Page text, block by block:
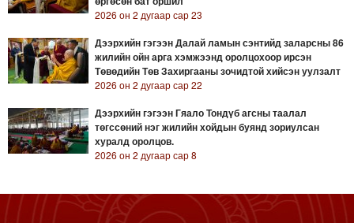
2026 он 2 дугаар сар 23
Дээрхийн гэгээн Далай ламын сэнтийд заларсны 86
жилийн ойн арга хэмжээнд оролцохоор ирсэн
Төвөдийн Төв Захиргааны зочидтой хийсэн уулзалт
2026 он 2 дугаар сар 22
Дээрхийн гэгээн Гяало Тондүб агсны таалал
төгссөний нэг жилийн хойдын буянд зориулсан
хуралд оролцов.
2026 он 2 дугаар сар 8